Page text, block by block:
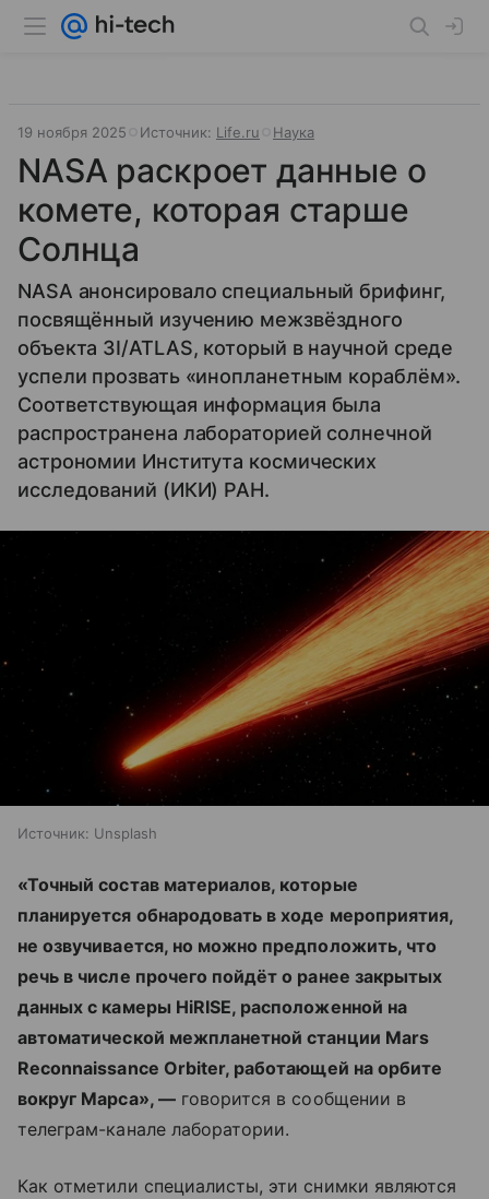
19 ноября 2025 Источник: Life.ru Наука
NASA раскроет данные о
комете, которая старше
Солнца
NASA анонсировало специальный брифинг,
посвящённый изучению межзвёздного
объекта 3I/ATLAS, который в научной среде
успели прозвать «инопланетным кораблём».
Соответствующая информация была
распространена лабораторией солнечной
астрономии Института космических
исследований (ИКИ) РАН.
Источник: Unsplash
«Точный состав материалов, которые
планируется обнародовать в ходе мероприятия,
не озвучивается, но можно предположить, что
речь в числе прочего пойдёт о ранее закрытых
данных с камеры HiRISE, расположенной на
автоматической межпланетной станции Mars
Reconnaissance Orbiter, работающей на орбите
вокруг Марса», —говорится в сообщении в
телеграм-канале лаборатории.
Как отметили специалисты, эти снимки являются